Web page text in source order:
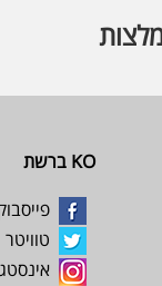
KO ברשת
טוויטר